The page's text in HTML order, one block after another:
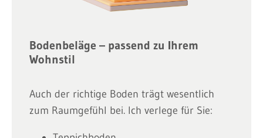
Bodenbeläge – passend zu Ihrem
Wohnstil
Auch der richtige Boden trägt wesentlich
zum Raumgefühl bei. Ich verlege für Sie: